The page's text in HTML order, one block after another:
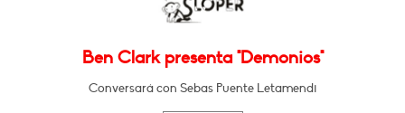
Ben Clark presenta "Demonios"
Conversará con Sebas Puente Letamendi